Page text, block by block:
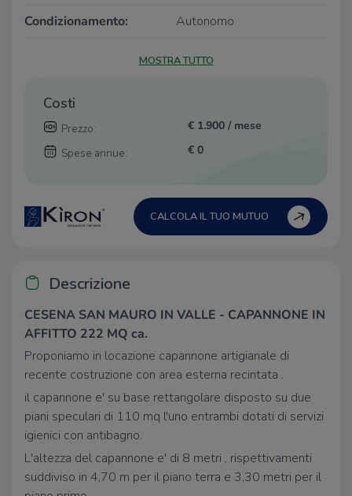
Condizionamento:
Autonomo
MOSTRA TUTTO
Costi
Prezzo:
€ 1.900 / mese
Spese annue:
€ 0
CALCOLA IL TUO MUTUO
Descrizione
CESENA SAN MAURO IN VALLE - CAPANNONE IN
AFFITTO 222 MQ ca.
Proponiamo in locazione capannone artigianale di
recente costruzione con area esterna recintata .
il capannone e' su base rettangolare disposto su due
piani speculari di 110 mq l'uno entrambi dotati di servizi
igienici con antibagno.
L'altezza del capannone e' di 8 metri , rispettivamenti
suddiviso in 4,70 m per il piano terra e 3,30 metri per il